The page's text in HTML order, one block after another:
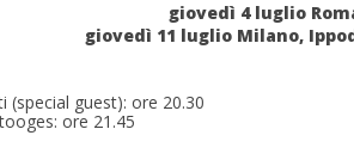
Crolla il monopolio
alleanza Soundreef -
Redazione
giovedì 4 luglio
giovedì 11 luglio Milano,
(special guest): ore 20.30
ore 21.45